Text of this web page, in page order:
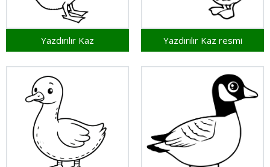
Yazdırılır Kaz Yazdırılır Kaz resmi